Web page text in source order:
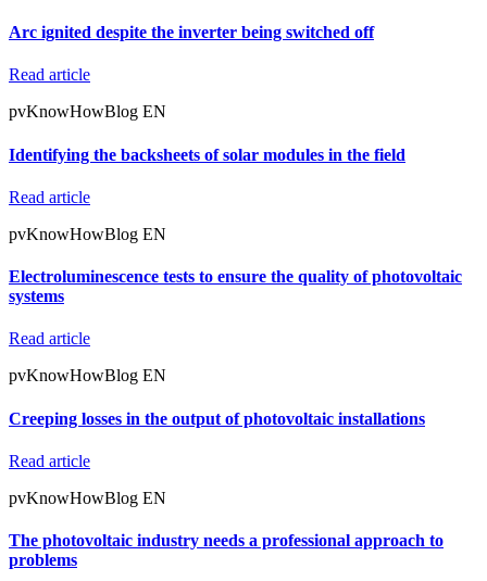
Arc ignited despite the inverter being switched off
Read article
pvKnowHowBlog EN
Identifying the backsheets of solar modules in the field
Read article
pvKnowHowBlog EN
Electroluminescence tests to ensure the quality of photovoltaic
systems
Read article
pvKnowHowBlog EN
Creeping losses in the output of photovoltaic installations
Read article
pvKnowHowBlog EN
The photovoltaic industry needs a professional approach to
problems